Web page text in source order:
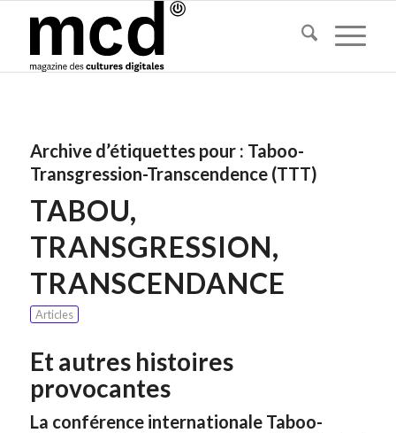
Archive d’étiquettes pour : Taboo-
Transgression-Transcendence (TTT)
TABOU,
TRANSGRESSION,
TRANSCENDANCE
Articles
Et autres histoires
provocantes
La conférence internationale Taboo-